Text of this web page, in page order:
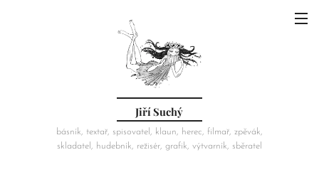
Jiří Suchý
básník, textař, spisovatel, klaun, herec, filmař, zpěvák,
skladatel, hudebník, režisér, grafik, výtvarník, sběratel